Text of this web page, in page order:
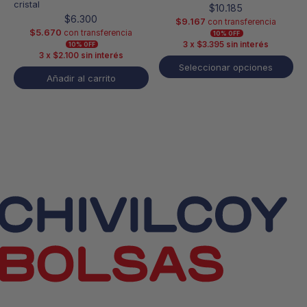
cristal
$6.300
$5.670 con transferencia
10% OFF
3 x $2.100 sin interés
Añadir al carrito
$10.185
$9.167 con transferencia
10% OFF
3 x $3.395 sin interés
Seleccionar opciones